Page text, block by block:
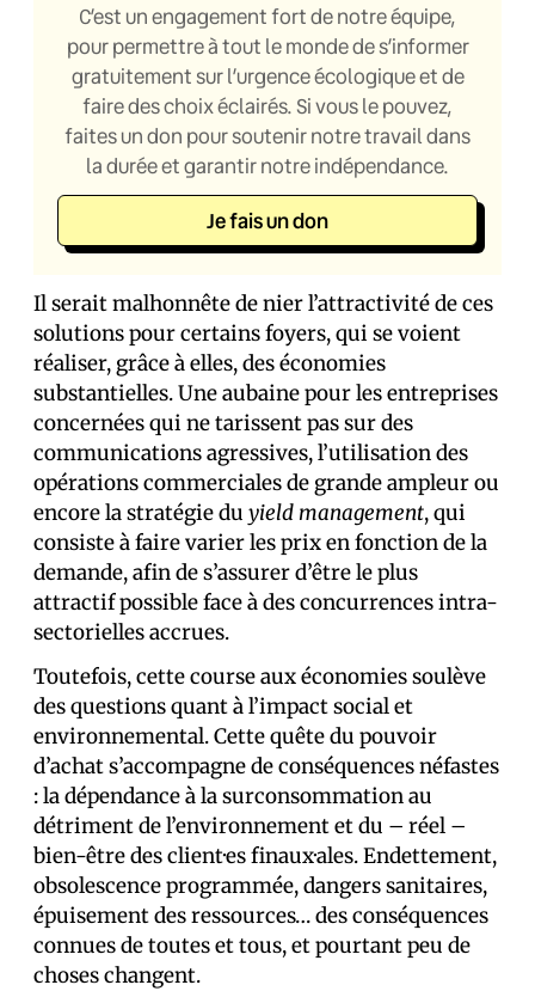
C’est un engagement fort de notre équipe,
pour permettre à tout le monde de s’informer
gratuitement sur l’urgence écologique et de
faire des choix éclairés. Si vous le pouvez,
faites un don pour soutenir notre travail dans
la durée et garantir notre indépendance.
Je fais un don
Il serait malhonnête de nier l’attractivité de ces
solutions pour certains foyers, qui se voient
réaliser, grâce à elles, des économies
substantielles. Une aubaine pour les entreprises
concernées qui ne tarissent pas sur des
communications agressives, l’utilisation des
opérations commerciales de grande ampleur ou
encore la stratégie du yield management, qui
consiste à faire varier les prix en fonction de la
demande, afin de s’assurer d’être le plus
attractif possible face à des concurrences intra-
sectorielles accrues.
Toutefois, cette course aux économies soulève
des questions quant à l’impact social et
environnemental. Cette quête du pouvoir
d’achat s’accompagne de conséquences néfastes
: la dépendance à la surconsommation au
détriment de l’environnement et du – réel –
bien-être des client·es finaux·ales. Endettement,
obsolescence programmée, dangers sanitaires,
épuisement des ressources… des conséquences
connues de toutes et tous, et pourtant peu de
choses changent.